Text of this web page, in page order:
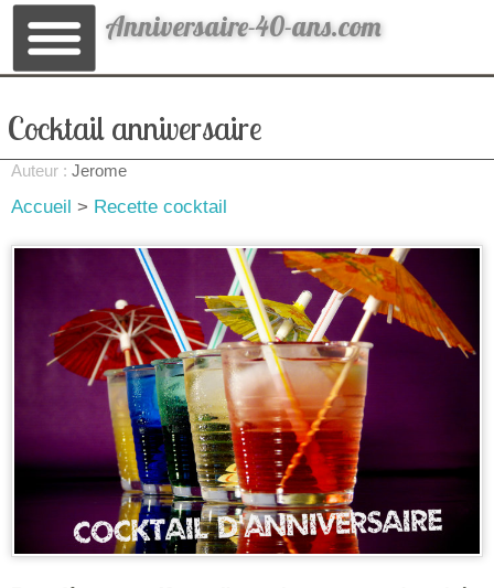
Anniversaire-40-ans.com
Cocktail anniversaire
Auteur : Jerome
Accueil > Recette cocktail